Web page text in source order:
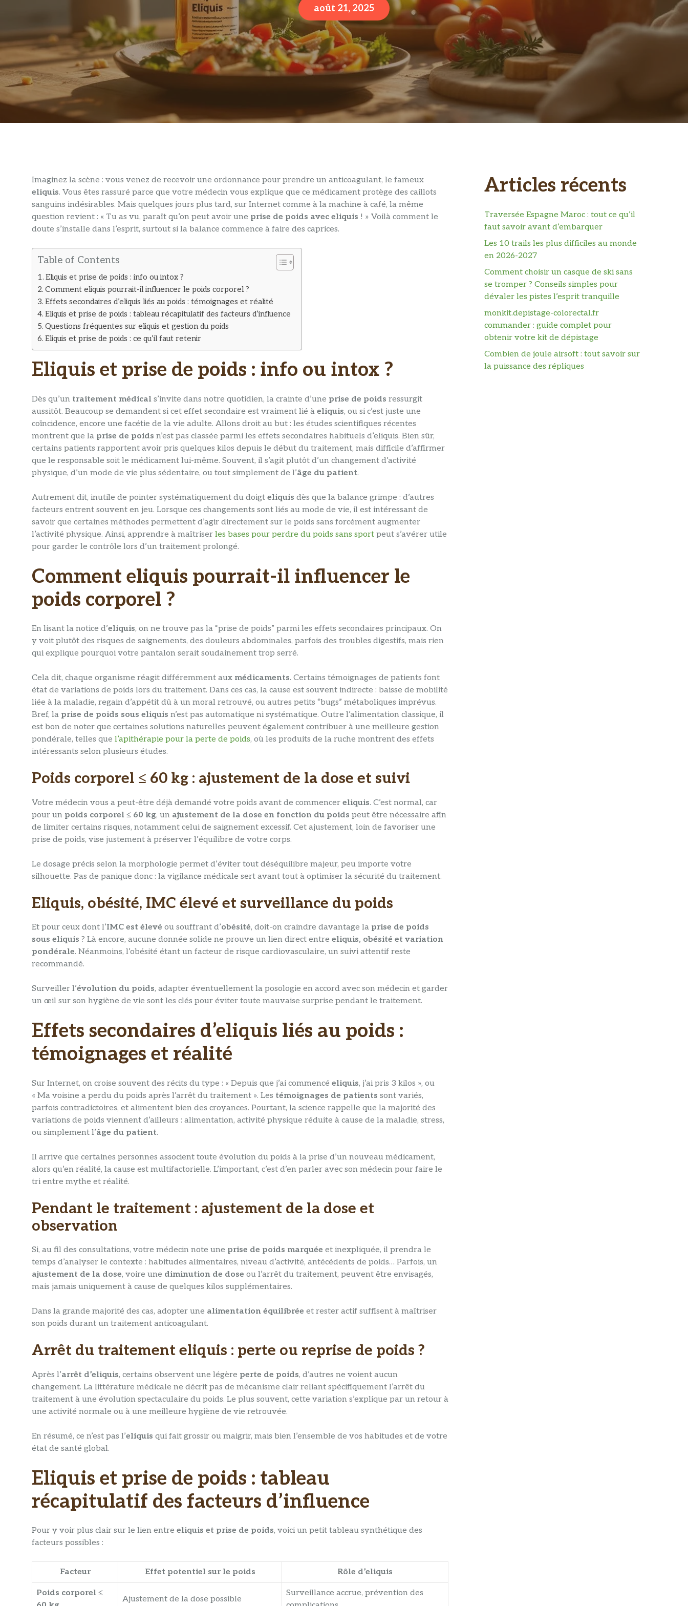
août 21, 2025
Imaginez la scène : vous venez de recevoir une ordonnance pour prendre un anticoagulant, le fameux
eliquis. Vous êtes rassuré parce que votre médecin vous explique que ce médicament protège des caillots
sanguins indésirables. Mais quelques jours plus tard, sur Internet comme à la machine à café, la même
question revient : « Tu as vu, paraît qu’on peut avoir une prise de poids avec eliquis ! » Voilà comment le
doute s’installe dans l’esprit, surtout si la balance commence à faire des caprices.
Table of Contents
Eliquis et prise de poids : info ou intox ?
Comment eliquis pourrait-il influencer le poids corporel ?
Effets secondaires d’eliquis liés au poids : témoignages et réalité
Eliquis et prise de poids : tableau récapitulatif des facteurs d’influence
Questions fréquentes sur eliquis et gestion du poids
Eliquis et prise de poids : ce qu’il faut retenir
Eliquis et prise de poids : info ou intox ?
Dès qu’un traitement médical s’invite dans notre quotidien, la crainte d’une prise de poids ressurgit
aussitôt. Beaucoup se demandent si cet effet secondaire est vraiment lié à eliquis, ou si c’est juste une
coïncidence, encore une facétie de la vie adulte. Allons droit au but : les études scientifiques récentes
montrent que la prise de poids n’est pas classée parmi les effets secondaires habituels d’eliquis. Bien sûr,
certains patients rapportent avoir pris quelques kilos depuis le début du traitement, mais difficile d’affirmer
que le responsable soit le médicament lui-même. Souvent, il s’agit plutôt d’un changement d’activité
physique, d’un mode de vie plus sédentaire, ou tout simplement de l’âge du patient.
Autrement dit, inutile de pointer systématiquement du doigt eliquis dès que la balance grimpe : d’autres
facteurs entrent souvent en jeu. Lorsque ces changements sont liés au mode de vie, il est intéressant de
savoir que certaines méthodes permettent d’agir directement sur le poids sans forcément augmenter
l’activité physique. Ainsi, apprendre à maîtriser les bases pour perdre du poids sans sport peut s’avérer utile
pour garder le contrôle lors d’un traitement prolongé.
Comment eliquis pourrait-il influencer le
poids corporel ?
En lisant la notice d’eliquis, on ne trouve pas la “prise de poids” parmi les effets secondaires principaux. On
y voit plutôt des risques de saignements, des douleurs abdominales, parfois des troubles digestifs, mais rien
qui explique pourquoi votre pantalon serait soudainement trop serré.
Cela dit, chaque organisme réagit différemment aux médicaments. Certains témoignages de patients font
état de variations de poids lors du traitement. Dans ces cas, la cause est souvent indirecte : baisse de mobilité
liée à la maladie, regain d’appétit dû à un moral retrouvé, ou autres petits “bugs” métaboliques imprévus.
Bref, la prise de poids sous eliquis n’est pas automatique ni systématique. Outre l’alimentation classique, il
est bon de noter que certaines solutions naturelles peuvent également contribuer à une meilleure gestion
pondérale, telles que l’apithérapie pour la perte de poids, où les produits de la ruche montrent des effets
intéressants selon plusieurs études.
Poids corporel ≤ 60 kg : ajustement de la dose et suivi
Votre médecin vous a peut-être déjà demandé votre poids avant de commencer eliquis. C’est normal, car
pour un poids corporel ≤ 60 kg, un ajustement de la dose en fonction du poids peut être nécessaire afin
de limiter certains risques, notamment celui de saignement excessif. Cet ajustement, loin de favoriser une
prise de poids, vise justement à préserver l’équilibre de votre corps.
Le dosage précis selon la morphologie permet d’éviter tout déséquilibre majeur, peu importe votre
silhouette. Pas de panique donc : la vigilance médicale sert avant tout à optimiser la sécurité du traitement.
Eliquis, obésité, IMC élevé et surveillance du poids
Et pour ceux dont l’IMC est élevé ou souffrant d’obésité, doit-on craindre davantage la prise de poids
sous eliquis ? Là encore, aucune donnée solide ne prouve un lien direct entre eliquis, obésité et variation
pondérale. Néanmoins, l’obésité étant un facteur de risque cardiovasculaire, un suivi attentif reste
recommandé.
Surveiller l’évolution du poids, adapter éventuellement la posologie en accord avec son médecin et garder
un œil sur son hygiène de vie sont les clés pour éviter toute mauvaise surprise pendant le traitement.
Effets secondaires d’eliquis liés au poids :
témoignages et réalité
Sur Internet, on croise souvent des récits du type : « Depuis que j’ai commencé eliquis, j’ai pris 3 kilos », ou
« Ma voisine a perdu du poids après l’arrêt du traitement ». Les témoignages de patients sont variés,
parfois contradictoires, et alimentent bien des croyances. Pourtant, la science rappelle que la majorité des
variations de poids viennent d’ailleurs : alimentation, activité physique réduite à cause de la maladie, stress,
ou simplement l’âge du patient.
Il arrive que certaines personnes associent toute évolution du poids à la prise d’un nouveau médicament,
alors qu’en réalité, la cause est multifactorielle. L’important, c’est d’en parler avec son médecin pour faire le
tri entre mythe et réalité.
Pendant le traitement : ajustement de la dose et
observation
Si, au fil des consultations, votre médecin note une prise de poids marquée et inexpliquée, il prendra le
temps d’analyser le contexte : habitudes alimentaires, niveau d’activité, antécédents de poids… Parfois, un
ajustement de la dose, voire une diminution de dose ou l’arrêt du traitement, peuvent être envisagés,
mais jamais uniquement à cause de quelques kilos supplémentaires.
Dans la grande majorité des cas, adopter une alimentation équilibrée et rester actif suffisent à maîtriser
son poids durant un traitement anticoagulant.
Arrêt du traitement eliquis : perte ou reprise de poids ?
Après l’arrêt d’eliquis, certains observent une légère perte de poids, d’autres ne voient aucun
changement. La littérature médicale ne décrit pas de mécanisme clair reliant spécifiquement l’arrêt du
traitement à une évolution spectaculaire du poids. Le plus souvent, cette variation s’explique par un retour à
une activité normale ou à une meilleure hygiène de vie retrouvée.
En résumé, ce n’est pas l’eliquis qui fait grossir ou maigrir, mais bien l’ensemble de vos habitudes et de votre
état de santé global.
Eliquis et prise de poids : tableau
récapitulatif des facteurs d’influence
Pour y voir plus clair sur le lien entre eliquis et prise de poids, voici un petit tableau synthétique des
facteurs possibles :
Facteur Effet potentiel sur le poids Rôle d’eliquis
Poids corporel ≤
Ajustement de la dose possible
Surveillance accrue, prévention des
Articles récents
Traversée Espagne Maroc : tout ce qu’il
faut savoir avant d’embarquer
Les 10 trails les plus difficiles au monde
en 2026-2027
Comment choisir un casque de ski sans
se tromper ? Conseils simples pour
dévaler les pistes l’esprit tranquille
monkit.depistage-colorectal.fr
commander : guide complet pour
obtenir votre kit de dépistage
Combien de joule airsoft : tout savoir sur
la puissance des répliques